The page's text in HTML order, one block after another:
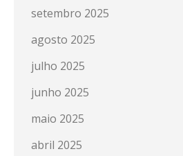
setembro 2025
agosto 2025
julho 2025
junho 2025
maio 2025
abril 2025